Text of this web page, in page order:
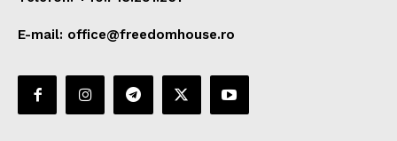
E-mail: office@freedomhouse.ro